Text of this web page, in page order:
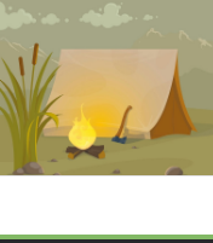
Перейти
содержимому